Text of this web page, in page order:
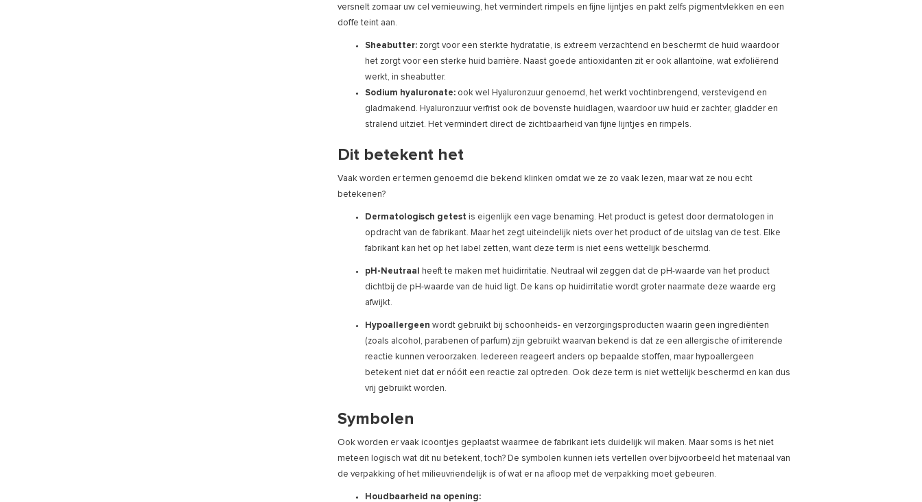
versnelt zomaar uw cel vernieuwing, het vermindert rimpels en fijne lijntjes en pakt zelfs pigmentvlekken en een
doffe teint aan.
Sheabutter: zorgt voor een sterkte hydratatie, is extreem verzachtend en beschermt de huid waardoor
het zorgt voor een sterke huid barrière. Naast goede antioxidanten zit er ook allantoïne, wat exfoliërend
werkt, in sheabutter.
Sodium hyaluronate: ook wel Hyaluronzuur genoemd, het werkt vochtinbrengend, verstevigend en
gladmakend. Hyaluronzuur verfrist ook de bovenste huidlagen, waardoor uw huid er zachter, gladder en
stralend uitziet. Het vermindert direct de zichtbaarheid van fijne lijntjes en rimpels.
Dit betekent het
Vaak worden er termen genoemd die bekend klinken omdat we ze zo vaak lezen, maar wat ze nou echt
betekenen?
Dermatologisch getest is eigenlijk een vage benaming. Het product is getest door dermatologen in
opdracht van de fabrikant. Maar het zegt uiteindelijk niets over het product of de uitslag van de test. Elke
fabrikant kan het op het label zetten, want deze term is niet eens wettelijk beschermd.
pH-Neutraal
heeft te maken met huidirritatie. Neutraal wil zeggen dat de pH-waarde van het product
dichtbij de pH-waarde van de huid ligt. De kans op huidirritatie wordt groter naarmate deze waarde erg
afwijkt.
Hypoallergeen wordt gebruikt bij schoonheids- en verzorgingsproducten waarin geen ingrediënten
(zoals alcohol, parabenen of parfum) zijn gebruikt waarvan bekend is dat ze een allergische of irriterende
reactie kunnen veroorzaken. Iedereen reageert anders op bepaalde stoffen, maar hypoallergeen
betekent niet dat er nóóit een reactie zal optreden. Ook deze term is niet wettelijk beschermd en kan dus
vrij gebruikt worden.
Symbolen
Ook worden er vaak icoontjes geplaatst waarmee de fabrikant iets duidelijk wil maken. Maar soms is het niet
meteen logisch wat dit nu betekent, toch? De symbolen kunnen iets vertellen over bijvoorbeeld het materiaal van
de verpakking of het milieuvriendelijk is of wat er na afloop met de verpakking moet gebeuren.
Houdbaarheid na opening: